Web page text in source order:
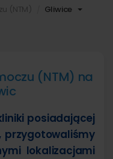
Gliwice
(NTM) na
posiadającej
przygotowaliśmy
lokalizacjami